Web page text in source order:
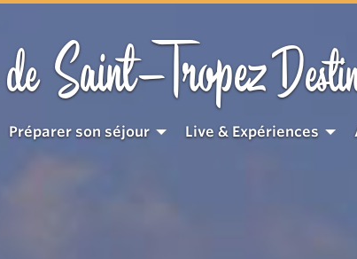
Saint-Tropez
Préparer son séjour Live & Expériences